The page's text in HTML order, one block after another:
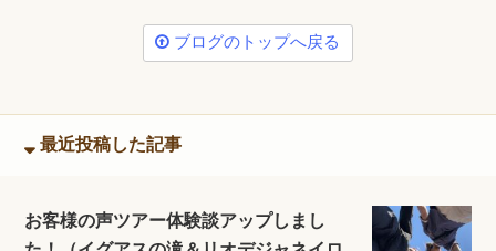
ブログのトップへ戻る
最近投稿した記事
お客様の声ツアー体験談アップしまし